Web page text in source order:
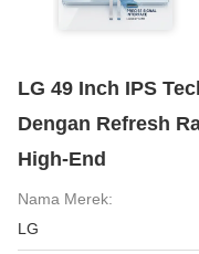
LG 49 Inch IPS
Dengan Refresh
High-End
Nama Merek:
LG